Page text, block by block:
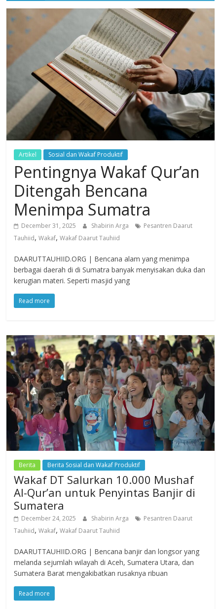
Dzikir,
Fikir,
Ikhtiar
Artikel Sosial dan Wakaf Produktif
Pentingnya Wakaf Qur’an
Ditengah Bencana
Menimpa Sumatra
December 31, 2025 Shabirin Arga
Pesantren Daarut
Tauhiid,Wakaf,Wakaf Daarut Tauhiid
DAARUTTAUHIID.ORG | Bencana alam yang menimpa
berbagai daerah di di Sumatra banyak menyisakan duka dan
kerugian materi. Seperti masjid yang
Read more
Berita Berita Sosial dan Wakaf Produktif
Wakaf DT Salurkan 10.000 Mushaf
Al-Qur’an untuk Penyintas Banjir di
Sumatera
December 24, 2025 Shabirin Arga
Pesantren Daarut
Tauhiid,Wakaf,Wakaf Daarut Tauhiid
DAARUTTAUHIID.ORG | Bencana banjir dan longsor yang
melanda sejumlah wilayah di Aceh, Sumatera Utara, dan
Sumatera Barat mengakibatkan rusaknya ribuan
Read more